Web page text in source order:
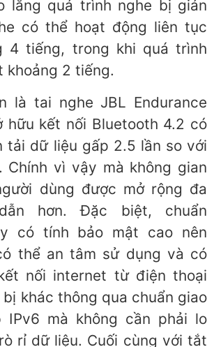
lắng quá trình nghe bị gián
có thể hoạt động liên tục
4 tiếng, trong khi quá trình
khoảng 2 tiếng.
là tai nghe JBL Endurance
hữu kết nối Bluetooth 4.2 có
tải dữ liệu gấp 2.5 lần so với
Chính vì vậy mà không gian
dùng được mở rộng đa
hơn. Đặc biệt, chuẩn
có tính bảo mật cao nên
thể an tâm sử dụng và có
nối internet từ điện thoại
khác thông qua chuẩn giao
IPv6 mà không cần phải lo
rỉ dữ liệu. Cuối cùng với tắt